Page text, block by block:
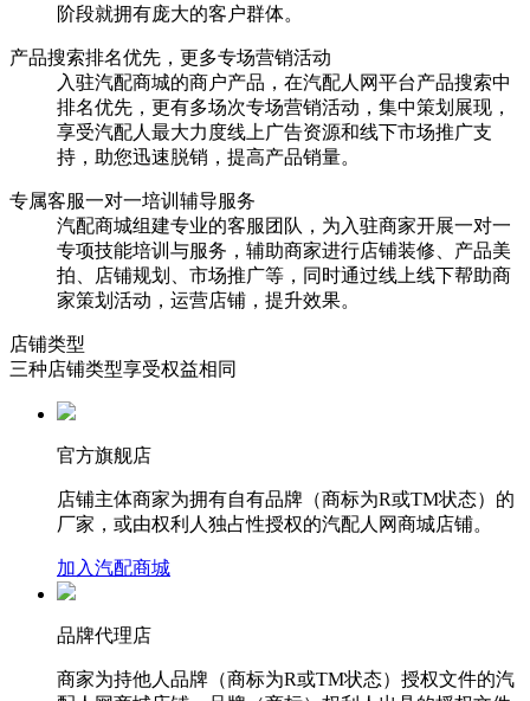
阶段就拥有庞大的客户群体。
产品搜索排名优先，更多专场营销活动
入驻汽配商城的商户产品，在汽配人网平台产品搜索中
排名优先，更有多场次专场营销活动，集中策划展现，
享受汽配人最大力度线上广告资源和线下市场推广支
持，助您迅速脱销，提高产品销量。
专属客服一对一培训辅导服务
汽配商城组建专业的客服团队，为入驻商家开展一对一
专项技能培训与服务，辅助商家进行店铺装修、产品美
拍、店铺规划、市场推广等，同时通过线上线下帮助商
家策划活动，运营店铺，提升效果。
店铺类型
三种店铺类型享受权益相同
官方旗舰店
店铺主体商家为拥有自有品牌（商标为R或TM状态）的
厂家，或由权利人独占性授权的汽配人网商城店铺。
加入汽配商城
品牌代理店
商家为持他人品牌（商标为R或TM状态）授权文件的汽